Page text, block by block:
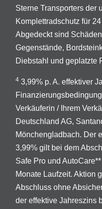
Sterne Transporters der
Komplettradschutz für
Abgedeckt sind
Gegenstände,
Diebstahl und geplatzte
4 3,99% p. A. effektiver
Verkäuferin / Ihrem
Deutschland AG,
Mönchengladbach. Der
3,99% gilt bei dem
Safe Pro und
Monate Laufzeit. Aktion
Abschluss ohne
der effektive Jahreszins